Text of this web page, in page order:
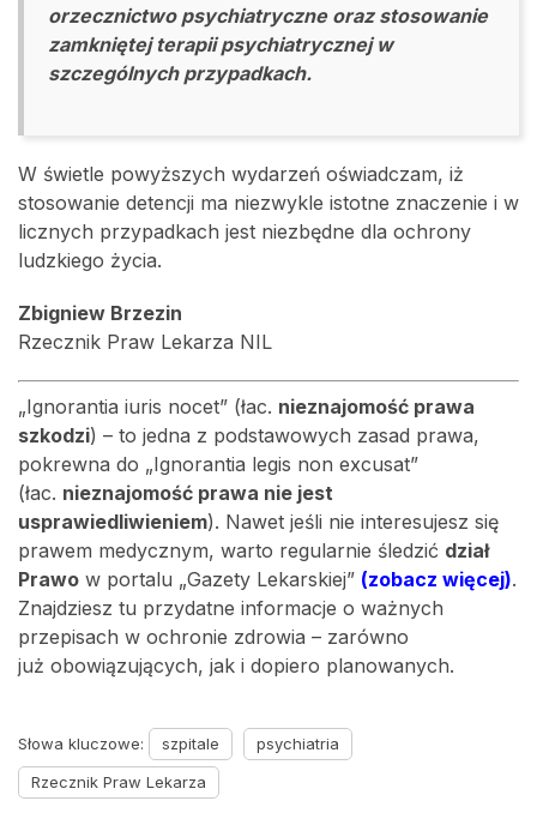
orzecznictwo psychiatryczne oraz stosowanie
zamkniętej terapii psychiatrycznej w
szczególnych przypadkach.
W świetle powyższych wydarzeń oświadczam, iż
stosowanie detencji ma niezwykle istotne znaczenie i w
licznych przypadkach jest niezbędne dla ochrony
ludzkiego życia.
Zbigniew Brzezin
Rzecznik Praw Lekarza NIL
„Ignorantia iuris nocet” (łac. nieznajomość prawa
szkodzi) – to jedna z podstawowych zasad prawa,
pokrewna do „Ignorantia legis non excusat”
(łac. nieznajomość prawa nie jest
usprawiedliwieniem). Nawet jeśli nie interesujesz się
prawem medycznym, warto regularnie śledzić dział
Prawo w portalu „Gazety Lekarskiej” (zobacz więcej).
Znajdziesz tu przydatne informacje o ważnych
przepisach w ochronie zdrowia – zarówno
już obowiązujących, jak i dopiero planowanych.
Słowa kluczowe: szpitale
psychiatria
Rzecznik Praw Lekarza